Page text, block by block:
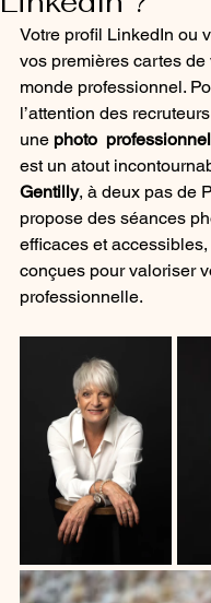
Votre profil LinkedIn ou
vos premières cartes
monde professionnel.
l’attention des
une photo
est un atout
Gentilly, à deux pas de
propose des séances
efficaces et
conçues pour valoriser
professionnelle.